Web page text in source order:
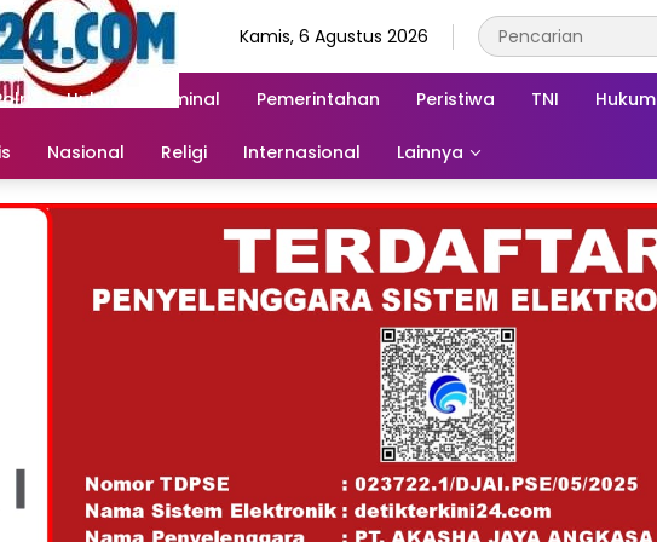
Kamis, 6 Agustus 2026
Hukum & Kriminal Pemerintahan Peristiwa TNI Hukum
Nasional Religi Internasional Lainnya